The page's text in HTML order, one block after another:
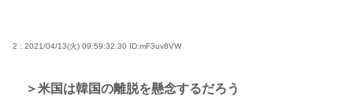
2 : 2021/04/13(火) 09:59:32.30 ID:mF3uv8VW
＞米国は韓国の離脱を懸念するだろう